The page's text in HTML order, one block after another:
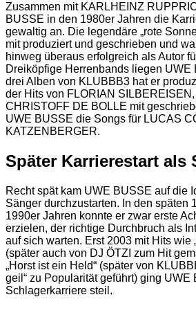
Zusammen mit KARLHEINZ
BUSSE in den 1980er Jahren die
gewaltig an. Die legendäre „rote
mit produziert und geschrieben und
hinweg überaus erfolgreich als Autor
Dreiköpfige Herrenbands liegen UWE
drei Alben von KLUBBB3 hat er
der Hits von FLORIAN
CHRISTOFF DE BOLLE mit
UWE BUSSE die Songs für LUCAS
KATZENBERGER.
Später Karrierestart als
Recht spät kam UWE BUSSE auf die
Sänger durchzustarten. In den späten
1990er Jahren konnte er zwar erste
erzielen, der richtige Durchbruch als
auf sich warten. Erst 2003 mit Hits wie
(später auch von DJ ÖTZI zum Hit
„Horst ist ein Held“ (später von
geil“ zu Popularität geführt) ging UWE
Schlagerkarriere steil.